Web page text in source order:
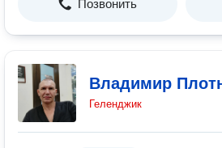
Позвонить
Владимир
Геленджик